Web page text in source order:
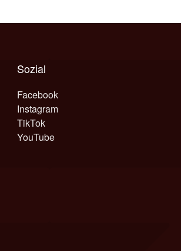
Sozial
Facebook
Instagram
TikTok
YouTube